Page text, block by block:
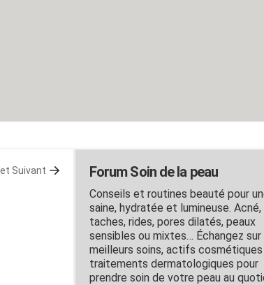
Suivant Forum Soin de la peau
Conseils et routines beauté pour
saine, hydratée et lumineuse. Acné,
taches, rides, pores dilatés, peaux
sensibles ou mixtes… Échangez sur
meilleurs soins, actifs
traitements dermatologiques pour
prendre soin de votre peau au